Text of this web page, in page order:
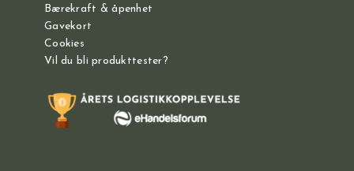
Bærekraft & åpenhet
Gavekort
Cookies
Vil du bli produkttester?